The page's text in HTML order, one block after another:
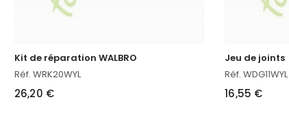
Kit de réparation WALBRO
Réf. WRK20WYL
26,20 €
Jeu de joints
Réf. WDG11WYL
16,55 €